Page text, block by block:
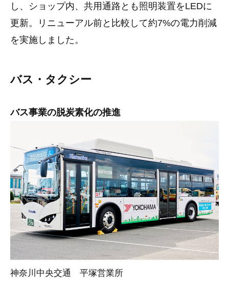
し、ショップ内、共用通路とも照明装置をLEDに
更新。リニューアル前と比較して約7%の電力削減
を実施しました。
バス・タクシー
バス事業の脱炭素化の推進
神奈川中央交通 平塚営業所